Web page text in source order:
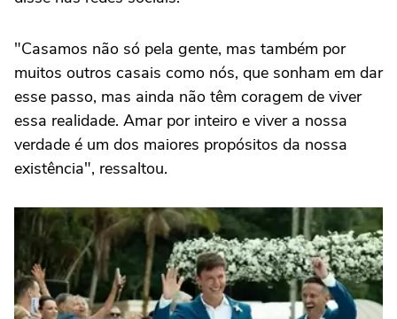
"Casamos não só pela gente, mas também por
muitos outros casais como nós, que sonham em dar
esse passo, mas ainda não têm coragem de viver
essa realidade. Amar por inteiro e viver a nossa
verdade é um dos maiores propósitos da nossa
existência", ressaltou.